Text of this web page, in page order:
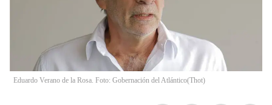
Eduardo Verano de la Rosa. Foto: Gobernación del Atlántico(Thot)